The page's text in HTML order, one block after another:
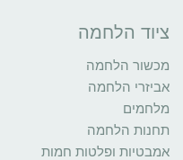
ציוד הלחמה
מכשור הלחמה
אביזרי הלחמה
מלחמים
תחנות הלחמה
אמבטיות ופלטות חמות